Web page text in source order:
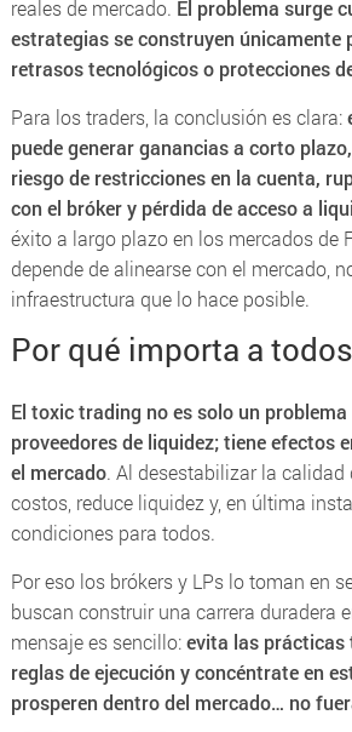
reales de mercado. El problema surge
estrategias se construyen únicamente
retrasos tecnológicos o protecciones
Para los traders, la conclusión es clara:
puede generar ganancias a corto
riesgo de restricciones en la cuenta,
con el bróker y pérdida de acceso a
éxito a largo plazo en los mercados de
depende de alinearse con el mercado,
infraestructura que lo hace posible.
Por qué importa a
El toxic trading no es solo un
proveedores de liquidez; tiene efectos
el mercado. Al desestabilizar la calidad
costos, reduce liquidez y, en última
condiciones para todos.
Por eso los brókers y LPs lo toman en
buscan construir una carrera duradera
mensaje es sencillo:evita las prácticas
reglas de ejecución y concéntrate en
prosperen dentro del mercado… no